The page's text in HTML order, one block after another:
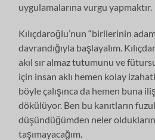
uygulamalarına vurgu yapmaktır.
Kılıçdaroğlu’nun “birilerinin
davrandığıyla başlayalım.
akıl sır almaz tutumunu ve
için insan aklı hemen kolay
böyle çalışınca da hemen buna
dökülüyor. Ben bu kanıtların
düşündüğümden neler
taşımayacağım.